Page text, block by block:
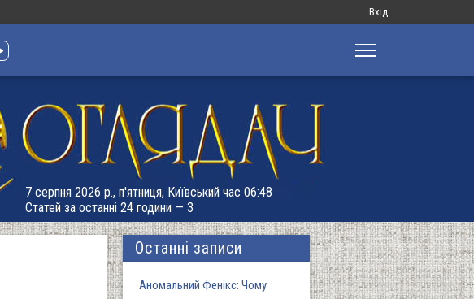
Меню
запису
Вхід
7 серпня 2026 р., п'ятниця, Київський час 06:48
Статей за останні 24 години — 3
Останні записи
Аномальний Фенікс: Чому